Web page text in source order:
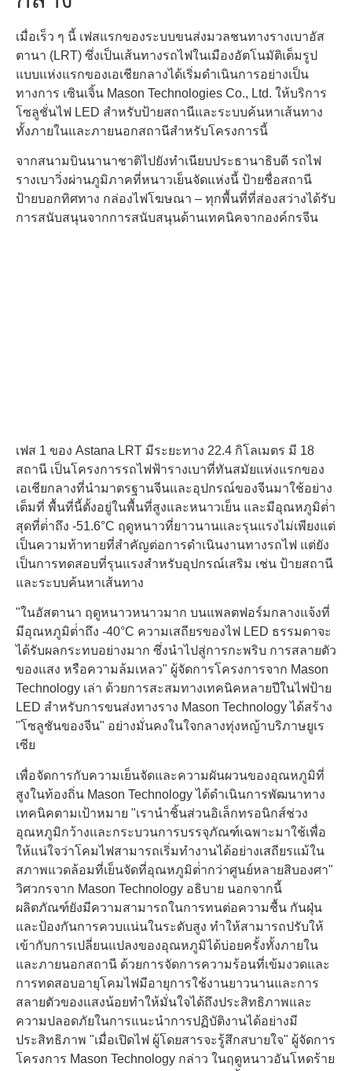
เมื่อเร็ว ๆ นี้ เฟสแรกของระบบขนส่งมวลชนทางรางเบาอัส
ตานา (LRT) ซึ่งเป็นเส้นทางรถไฟในเมืองอัตโนมัติเต็มรูป
แบบแห่งแรกของเอเชียกลางได้เริ่มดําเนินการอย่างเป็น
ทางการ เซินเจิ้น Mason Technologies Co., Ltd. ให้บริการ
โซลูชั่นไฟ LED สําหรับป้ายสถานีและระบบค้นหาเส้นทาง
ทั้งภายในและภายนอกสถานีสําหรับโครงการนี้
จากสนามบินนานาชาติไปยังทําเนียบประธานาธิบดี รถไฟ
รางเบาวิ่งผ่านภูมิภาคที่หนาวเย็นจัดแห่งนี้ ป้ายชื่อสถานี
ป้ายบอกทิศทาง กล่องไฟโฆษณา – ทุกพื้นที่ที่ส่องสว่างได้รับ
การสนับสนุนจากการสนับสนุนด้านเทคนิคจากองค์กรจีน
เฟส 1 ของ Astana LRT มีระยะทาง 22.4 กิโลเมตร มี 18
สถานี เป็นโครงการรถไฟฟ้ารางเบาที่ทันสมัยแห่งแรกของ
เอเชียกลางที่นํามาตรฐานจีนและอุปกรณ์ของจีนมาใช้อย่าง
เต็มที่ พื้นที่นี้ตั้งอยู่ในพื้นที่สูงและหนาวเย็น และมีอุณหภูมิต่ํา
สุดที่ต่ําถึง -51.6°C ฤดูหนาวที่ยาวนานและรุนแรงไม่เพียงแต่
เป็นความท้าทายที่สําคัญต่อการดําเนินงานทางรถไฟ แต่ยัง
เป็นการทดสอบที่รุนแรงสําหรับอุปกรณ์เสริม เช่น ป้ายสถานี
และระบบค้นหาเส้นทาง
"ในอัสตานา ฤดูหนาวหนาวมาก บนแพลตฟอร์มกลางแจ้งที่
มีอุณหภูมิต่ําถึง -40°C ความเสถียรของไฟ LED ธรรมดาจะ
ได้รับผลกระทบอย่างมาก ซึ่งนําไปสู่การกะพริบ การสลายตัว
ของแสง หรือความล้มเหลว" ผู้จัดการโครงการจาก Mason
Technology เล่า ด้วยการสะสมทางเทคนิคหลายปีในไฟป้าย
LED สําหรับการขนส่งทางราง Mason Technology ได้สร้าง
"โซลูชันของจีน" อย่างมั่นคงในใจกลางทุ่งหญ้าบริภาษยูเร
เซีย
เพื่อจัดการกับความเย็นจัดและความผันผวนของอุณหภูมิที่
สูงในท้องถิ่น Mason Technology ได้ดําเนินการพัฒนาทาง
เทคนิคตามเป้าหมาย "เรานําชิ้นส่วนอิเล็กทรอนิกส์ช่วง
อุณหภูมิกว้างและกระบวนการบรรจุภัณฑ์เฉพาะมาใช้เพื่อ
ให้แน่ใจว่าโคมไฟสามารถเริ่มทํางานได้อย่างเสถียรแม้ใน
สภาพแวดล้อมที่เย็นจัดที่อุณหภูมิต่ํากว่าศูนย์หลายสิบองศา"
วิศวกรจาก Mason Technology อธิบาย นอกจากนี้
ผลิตภัณฑ์ยังมีความสามารถในการทนต่อความชื้น กันฝุ่น
และป้องกันการควบแน่นในระดับสูง ทําให้สามารถปรับให้
เข้ากับการเปลี่ยนแปลงของอุณหภูมิได้บ่อยครั้งทั้งภายใน
และภายนอกสถานี ด้วยการจัดการความร้อนที่เข้มงวดและ
การทดสอบอายุโคมไฟมีอายุการใช้งานยาวนานและการ
สลายตัวของแสงน้อยทําให้มั่นใจได้ถึงประสิทธิภาพและ
ความปลอดภัยในการแนะนําการปฏิบัติงานได้อย่างมี
ประสิทธิภาพ "เมื่อเปิดไฟ ผู้โดยสารจะรู้สึกสบายใจ" ผู้จัดการ
โครงการ Mason Technology กล่าว ในฤดูหนาวอันโหดร้าย